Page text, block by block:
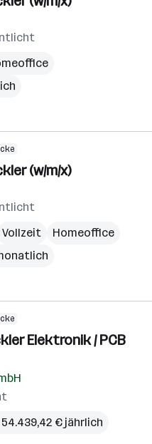
(w/m/x)
Vollzeit
Homeoffice
Elektronik / PCB
54.439,42 € jährlich